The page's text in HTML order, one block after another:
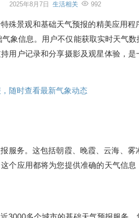
2025年8月7日 生活相关 992
殊景观和基础天气预报的精美应用
象信息。用户不仅能获取实时天气
用户记录和分享摄影及观星体验，
服务。这包括朝霞、晚霞、云海、雾
个应用都将为您提供准确的天气信